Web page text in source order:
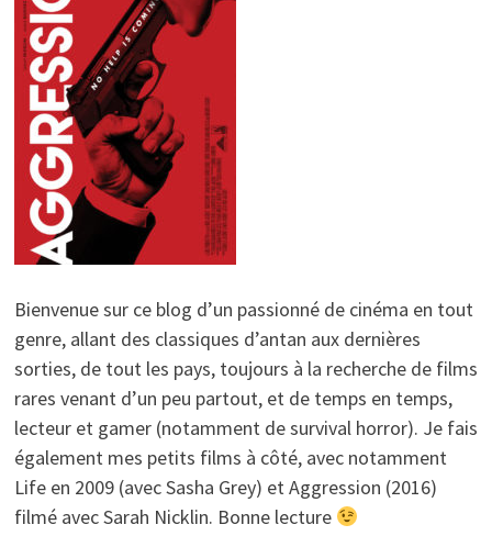
Bienvenue sur ce blog d’un passionné de cinéma en tout
genre, allant des classiques d’antan aux dernières
sorties, de tout les pays, toujours à la recherche de films
rares venant d’un peu partout, et de temps en temps,
lecteur et gamer (notamment de survival horror). Je fais
également mes petits films à côté, avec notamment
Life en 2009 (avec Sasha Grey) et Aggression (2016)
filmé avec Sarah Nicklin. Bonne lecture